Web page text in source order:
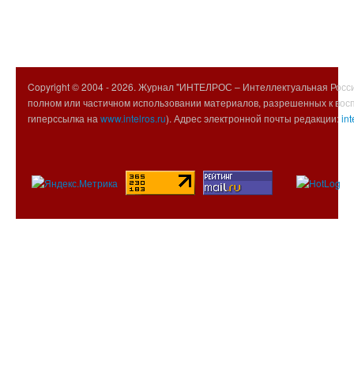
Copyright © 2004 -2026. Журнал "ИНТЕЛРОС – Интеллектуальная
полном или частичном использовании материалов, разрешенных к
гиперссылка на www.intelros.ru). Адрес электронной почты редакции: